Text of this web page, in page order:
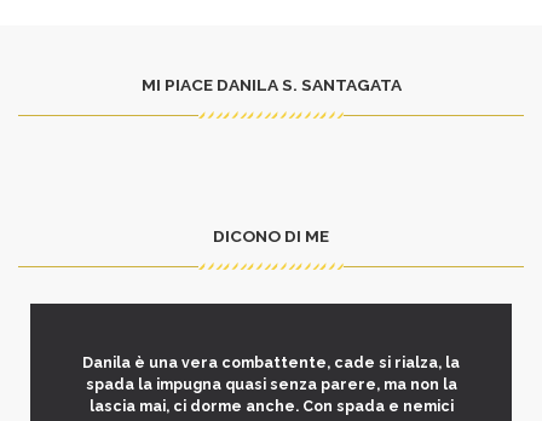
MI PIACE DANILA S. SANTAGATA
DICONO DI ME
Danila è una vera combattente, cade si rialza, la
spada la impugna quasi senza parere, ma non la
lascia mai, ci dorme anche. Con spada e nemici